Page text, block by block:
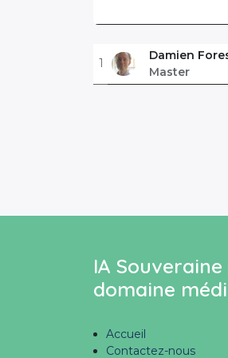
1
Damien
Master
IA
domaine
Accueil
Contactez-nous